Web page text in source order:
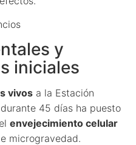
y
iniciales
vivos a la Estación
45 días ha puesto
envejecimiento celular
microgravedad.